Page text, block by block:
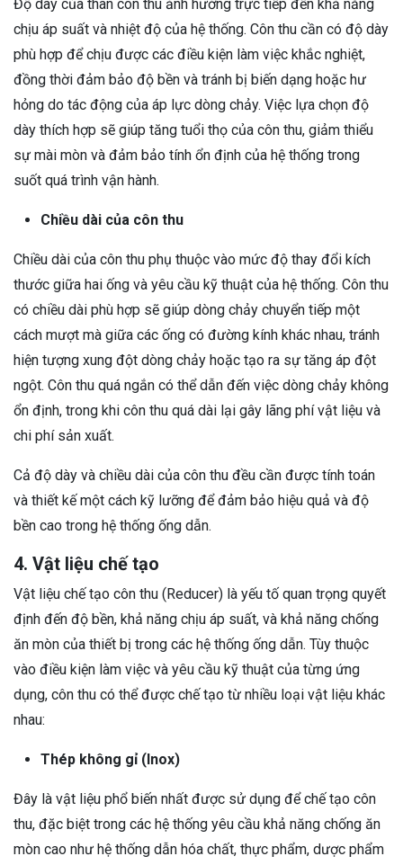
Độ dày của thân côn thu ảnh hưởng trực tiếp đến khả năng
chịu áp suất và nhiệt độ của hệ thống. Côn thu cần có độ dày
phù hợp để chịu được các điều kiện làm việc khắc nghiệt,
đồng thời đảm bảo độ bền và tránh bị biến dạng hoặc hư
hỏng do tác động của áp lực dòng chảy. Việc lựa chọn độ
dày thích hợp sẽ giúp tăng tuổi thọ của côn thu, giảm thiểu
sự mài mòn và đảm bảo tính ổn định của hệ thống trong
suốt quá trình vận hành.
Chiều dài của côn thu
Chiều dài của côn thu phụ thuộc vào mức độ thay đổi kích
thước giữa hai ống và yêu cầu kỹ thuật của hệ thống. Côn thu
có chiều dài phù hợp sẽ giúp dòng chảy chuyển tiếp một
cách mượt mà giữa các ống có đường kính khác nhau, tránh
hiện tượng xung đột dòng chảy hoặc tạo ra sự tăng áp đột
ngột. Côn thu quá ngắn có thể dẫn đến việc dòng chảy không
ổn định, trong khi côn thu quá dài lại gây lãng phí vật liệu và
chi phí sản xuất.
Cả độ dày và chiều dài của côn thu đều cần được tính toán
và thiết kế một cách kỹ lưỡng để đảm bảo hiệu quả và độ
bền cao trong hệ thống ống dẫn.
4. Vật liệu chế tạo
Vật liệu chế tạo côn thu (Reducer) là yếu tố quan trọng quyết
định đến độ bền, khả năng chịu áp suất, và khả năng chống
ăn mòn của thiết bị trong các hệ thống ống dẫn. Tùy thuộc
vào điều kiện làm việc và yêu cầu kỹ thuật của từng ứng
dụng, côn thu có thể được chế tạo từ nhiều loại vật liệu khác
nhau:
Thép không gỉ (Inox)
Đây là vật liệu phổ biến nhất được sử dụng để chế tạo côn
thu, đặc biệt trong các hệ thống yêu cầu khả năng chống ăn
mòn cao như hệ thống dẫn hóa chất, thực phẩm, dược phẩm